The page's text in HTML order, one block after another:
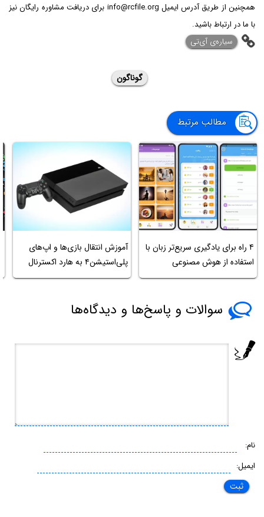
همچنین از طریق آدرس ایمیل info@rcfile.org برای دریافت مشاوره رایگان نیز
با ما در ارتباط باشید.
‌سیاره‌ی آی‌تی
گوناگون
مطالب مرتبط
۴ راه برای یادگیری سریع‌تر زبان با
استفاده از هوش مصنوعی
آموزش انتقال بازی‌ها و اپ‌های
پلی‌استیشن۴ به هارد اکسترنال
سوالات و پاسخ‌ها و دیدگاه‌ها
نام:
ایمیل: